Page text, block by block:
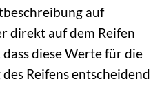
auf
direkt auf dem Reifen
diese Werte für die
Reifens entscheidend